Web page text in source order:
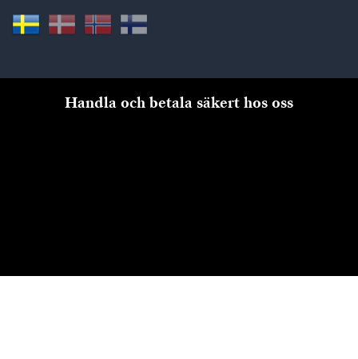
Handla och betala säkert hos oss